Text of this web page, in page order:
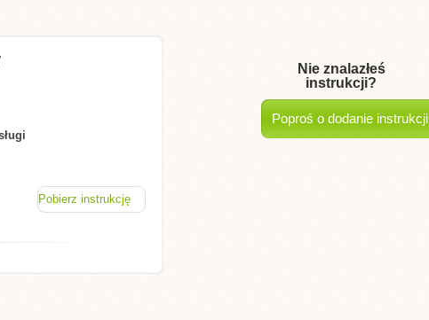
Pobierz instrukcję
Nie znalazłeś
instrukcji?
Poproś o dodanie instrukcji